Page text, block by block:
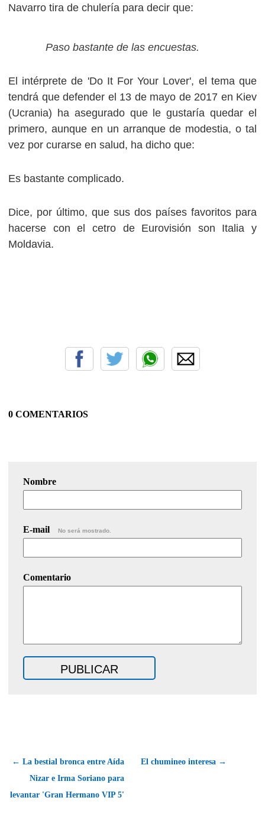
Navarro tira de chulería para decir que:
Paso bastante de las encuestas.
El intérprete de 'Do It For Your Lover', el tema que
tendrá que defender el 13 de mayo de 2017 en Kiev
(Ucrania) ha asegurado que le gustaría quedar el
primero, aunque en un arranque de modestia, o tal
vez por curarse en salud, ha dicho que:
Es bastante complicado.
Dice, por último, que sus dos países favoritos para
hacerse con el cetro de Eurovisión son Italia y
Moldavia.
0 COMENTARIOS
Nombre
E-mail No será mostrado.
Comentario
← La bestial bronca entre Aída
Nizar e Irma Soriano para
levantar 'Gran Hermano VIP 5'
El chumineo interesa →